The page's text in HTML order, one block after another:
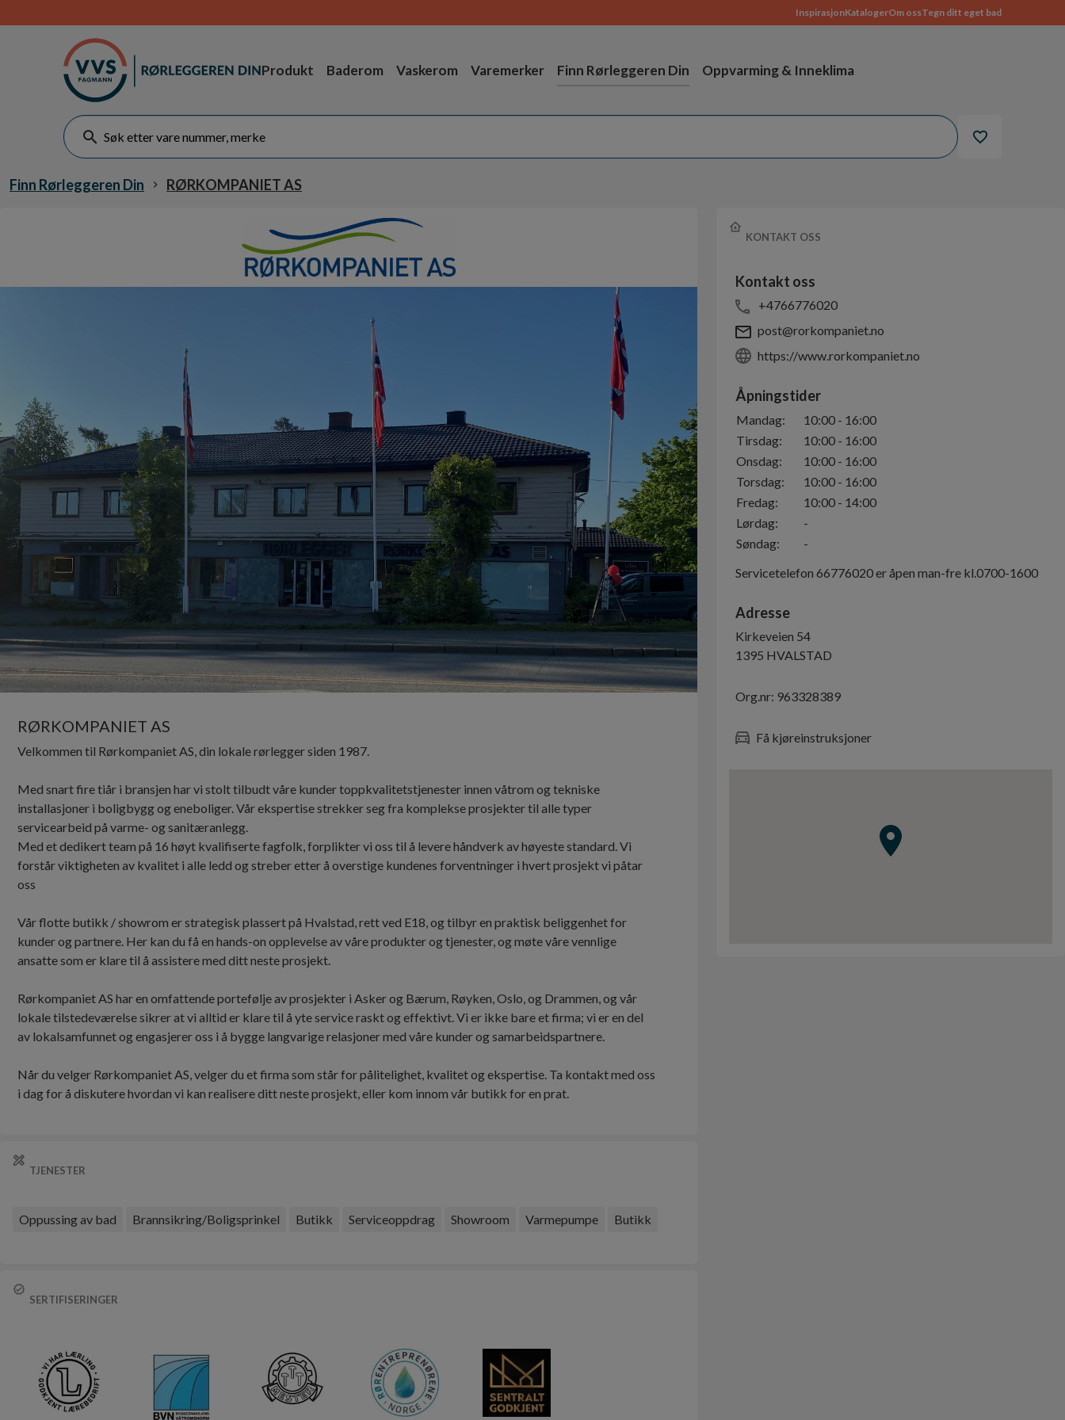
InspirasjonKatalogerOm ossTegn ditt eget bad
Produkt Baderom Vaskerom Varemerker Finn Rørleggeren Din Oppvarming & Inneklima
Finn Rørleggeren Din RØRKOMPANIET AS
RØRKOMPANIET AS
Velkommen til Rørkompaniet AS, din lokale rørlegger siden 1987.
Med snart fire tiår i bransjen har vi stolt tilbudt våre kunder toppkvalitetstjenester innen våtrom og tekniske
installasjoner i boligbygg og eneboliger. Vår ekspertise strekker seg fra komplekse prosjekter til alle typer
servicearbeid på varme- og sanitæranlegg.
Med et dedikert team på 16 høyt kvalifiserte fagfolk, forplikter vi oss til å levere håndverk av høyeste standard. Vi
forstår viktigheten av kvalitet i alle ledd og streber etter å overstige kundenes forventninger i hvert prosjekt vi påtar
oss
Vår flotte butikk / showrom er strategisk plassert på Hvalstad, rett ved E18, og tilbyr en praktisk beliggenhet for
kunder og partnere. Her kan du få en hands-on opplevelse av våre produkter og tjenester, og møte våre vennlige
ansatte som er klare til å assistere med ditt neste prosjekt.
Rørkompaniet AS har en omfattende portefølje av prosjekter i Asker og Bærum, Røyken, Oslo, og Drammen, og vår
lokale tilstedeværelse sikrer at vi alltid er klare til å yte service raskt og effektivt. Vi er ikke bare et firma; vi er en del
av lokalsamfunnet og engasjerer oss i å bygge langvarige relasjoner med våre kunder og samarbeidspartnere.
Når du velger Rørkompaniet AS, velger du et firma som står for pålitelighet, kvalitet og ekspertise. Ta kontakt med oss
TJENESTER
Oppussing av bad Brannsikring/Boligsprinkel Butikk Serviceoppdrag Showroom Varmepumpe Butikk
SERTIFISERINGER
KONTAKT OSS
Kontakt oss
+4766776020
post@rorkompaniet.no
https://www.rorkompaniet.no
Åpningstider
Mandag: 10:00 - 16:00
Tirsdag: 10:00 - 16:00
Onsdag: 10:00 - 16:00
Torsdag: 10:00 - 16:00
Fredag: 10:00 - 14:00
Lørdag:
-
Søndag:
-
Servicetelefon 66776020 er åpen man-fre kl.0700-1600
Adresse
Kirkeveien 54
1395 HVALSTAD
Org.nr: 963328389
Få kjøreinstruksjoner